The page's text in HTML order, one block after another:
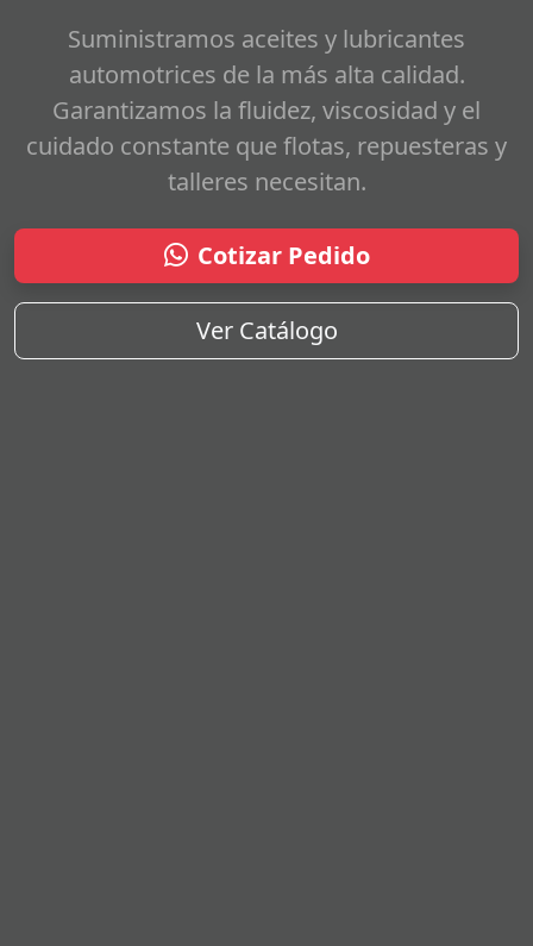
Suministramos aceites y lubricantes
automotrices de la más alta calidad.
Garantizamos la fluidez, viscosidad y el
cuidado constante que flotas, repuesteras y
talleres necesitan.
Cotizar Pedido
Ver Catálogo